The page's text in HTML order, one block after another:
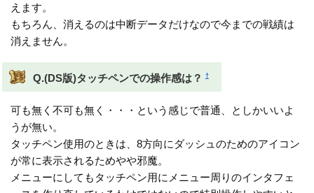
えます。
もちろん、消えるのは中断データだけなので今までの戦績は
消えません。
Q.(DS版)タッチペンでの操作感は？ †
可も無く不可も無く・・・という感じで普通、としかいいよ
うが無い。
タッチペン使用のときは、8方向にダッシュのためのアイコン
が常に表示されるためやや邪魔。
メニューにしてもタッチペン用にメニュー周りのインタフェ